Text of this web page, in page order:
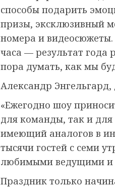
способы подарить
призы, эксклюзивный
номера и
часа — результат
пора думать, как мы
Александр
«Ежегодно шоу
для команды, так и
имеющий аналогов в
тысячи гостей с семи
любимыми ведущими и
Праздник только